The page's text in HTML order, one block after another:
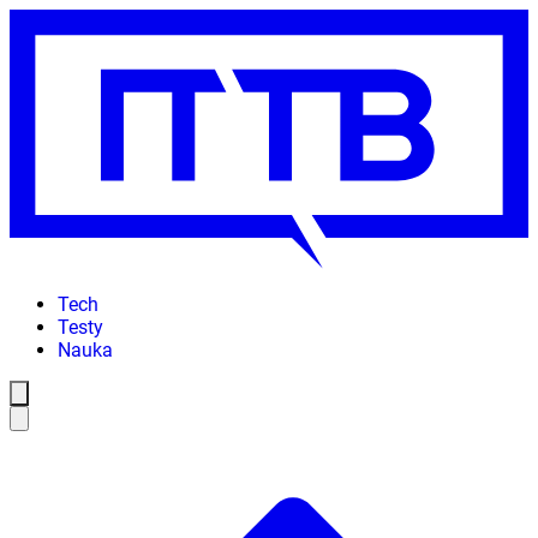
Tech
Testy
Nauka